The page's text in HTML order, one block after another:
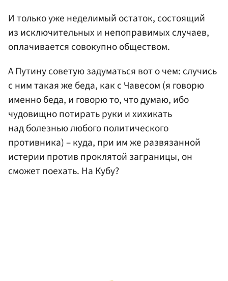
И только уже неделимый остаток, состоящий
из исключительных и непоправимых случаев,
оплачивается совокупно обществом.
А Путину советую задуматься вот о чем: случись
с ним такая же беда, как с Чавесом (я говорю
именно беда, и говорю то, что думаю, ибо
чудовищно потирать руки и хихикать
над болезнью любого политического
противника) – куда, при им же развязанной
истерии против проклятой заграницы, он
сможет поехать. На Кубу?